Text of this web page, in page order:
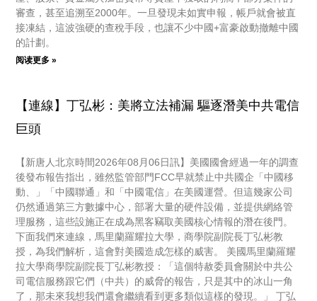
審查，甚至追溯至2000年。一旦發現未如實申報，帳戶就會被直
接凍結，這波強硬的查稅手段，也讓不少中國+富豪啟動撤離中國
的計劃。
阅读更多 »
【連線】丁弘彬：美將立法補漏 驅逐潛美中共電信
巨頭
【新唐人北京時間2026年08月06日訊】美國國會經過一年的調查
後發布報告指出，雖然監管部門FCC早就禁止中共國企「中國移
動、」「中國聯通」和「中國電信」在美國運營。但這幾家公司
仍然通過第三方數據中心，部署大量的硬件設備，並提供網絡管
理服務，這些設施正在成為黑客竊取美國核心情報的潛在後門。
下面我們來連線，馬里蘭羅耀拉大學，商學院副院長丁弘彬教
授，為我們解析，這會對美國造成怎樣的威害。 美國馬里蘭羅耀
拉大學商學院副院長丁弘彬教授：「這個特赦委員會關於中共公
司電信服務跟它們（中共）的威脅的報告，只是其中的冰山一角
了，那未來我想我們還會繼續看到更多類似這樣的發現。」 丁弘